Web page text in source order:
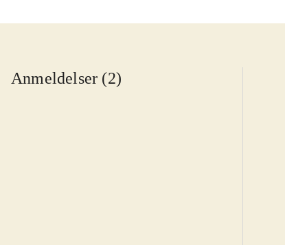
Anmeldelser (2)